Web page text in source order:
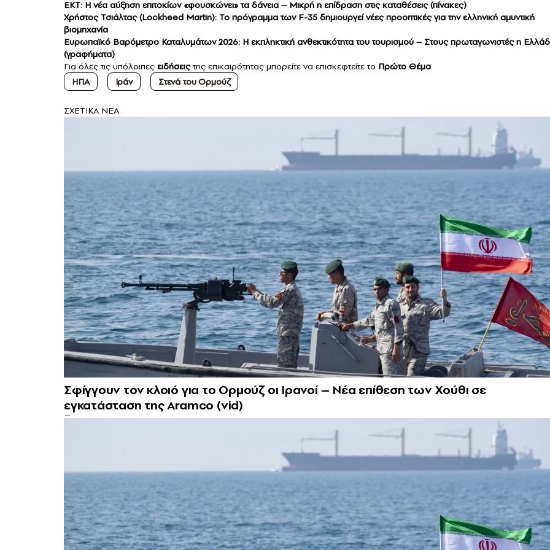
ΕΚΤ: Η νέα αύξηση επιτοκίων «φουσκώνει» τα δάνεια – Μικρή η επίδραση στις καταθέσεις (πίνακες)
Χρήστος Τσιάλτας (Lockheed Martin): Το πρόγραμμα των F-35 δημιουργεί νέες προοπτικές για την ελληνική αμυντική
βιομηχανία
Ευρωπαϊκό Βαρόμετρο Καταλυμάτων 2026: Η εκπληκτική ανθεκτικότητα του τουρισμού – Στους πρωταγωνιστές η
(γραφήματα)
Για όλες τις υπόλοιπες ειδήσειςτης επικαιρότητας μπορείτε να επισκεφτείτε το Πρώτο Θέμα
ΗΠΑ
Ιράν Στενά του Ορμούζ
ΣXETIKA NEA
Σφίγγουν τον κλοιό για το Ορμούζ οι Ιρανοί – Νέα επίθεση των Χούθι σε
εγκατάσταση της Aramco (vid)